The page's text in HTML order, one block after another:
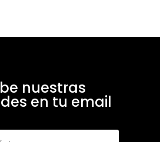
nuestras
en tu email